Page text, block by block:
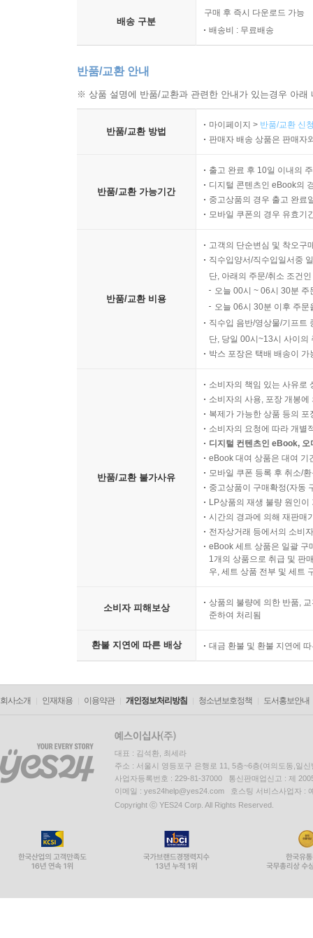
배송 구분
구매 후 즉시 다운로드 가능
배송비 : 무료배송
반품/교환 안내
※ 상품 설명에 반품/교환과 관련한 안내가 있는경우 아
반품/교환 방법
마이페이지 > 반품/교환 신
판매자 배송 상품은 판매자
반품/교환 가능기간
출고 완료 후 10일 이내의
디지털 콘텐츠인 eBook의
중고상품의 경우 출고 완료
모바일 쿠폰의 경우 유효기
반품/교환 비용
고객의 단순변심 및 착오구
직수입양서/직수입일서중
단, 아래의 주문/취소 조건
오늘 00시 ~ 06시 30분
오늘 06시 30분 이후 주
직수입 음반/영상물/기프트
단, 당일 00시~13시 사이의
박스 포장은 택배 배송이
반품/교환 불가사유
소비자의 책임 있는 사유로
소비자의 사용, 포장 개봉
복제가 가능한 상품 등의
소비자의 요청에 따라 개별
디지털 컨텐츠인 eBook,
eBook 대여 상품은 대여 기
모바일 쿠폰 등록 후 취소/
중고상품이 구매확정(자동
LP상품의 재생 불량 원인
시간의 경과에 의해 재판매
전자상거래 등에서의 소비
eBook 세트 상품은 일괄 구
1개의 상품으로 취급 및 판
우, 세트 상품 전부 및 세트
소비자 피해보상
상품의 불량에 의한 반품,
준하여 처리됨
환불 지연에 따른 배상 대금 환불 및 환불 지연에
회사소개 인재채용 이용약관 개인정보처리방침 청소년보호정책 도서홍보안내
대표 : 김석환, 최세라
주소 : 서울시 영등포구 은행로 11, 5층~6층(여의도동,일신
사업자등록번호 : 229-81-37000 통신판매업신고 : 제
이메일 : yes24help@yes24.com 호스팅 서비스사업자 :
Copyright ⓒ YES24 Corp. All Rights Reserved.